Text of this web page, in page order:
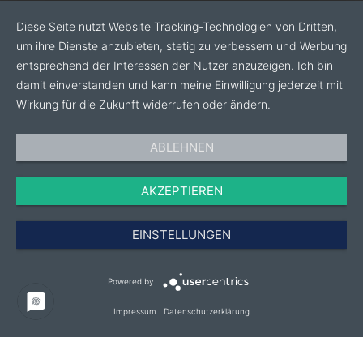
· Attraktive Preise: Wir bieten Produkte mit höchster
Qualität zu möglichst niedrigen Preisen an
· Kontinuierliche Optimierung: Unsere Produkte und
einem stetigen Wandel
· Breites Produktportfolio: Mikrofaserprodukte,
Autoshampoos, Reiniger, Versiegelungen,
Poliermaschinen, Polierpads, Keramikbeschichtungen
· Atemberaubendes Dufterlebnis: Mit unseren
vielfältigen Düften macht die Autowäsche einfach
doppelt so viel Spaß
Diese Seite nutzt Website Tracking-Technologien von Dritten,
um ihre Dienste anzubieten, stetig zu verbessern und Werbung
entsprechend der Interessen der Nutzer anzuzeigen. Ich bin
damit einverstanden und kann meine Einwilligung jederzeit mit
Wirkung für die Zukunft widerrufen oder ändern.
ABLEHNEN
AKZEPTIEREN
EINSTELLUNGEN
Powered by
Impressum Datenschutzerklärung